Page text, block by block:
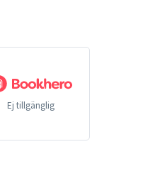
Ej tillgänglig